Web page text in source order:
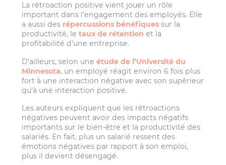
La rétroaction positive vient jouer un rôle
important dans l’engagement des employés. Elle
a aussi des répercussions bénéfiques sur la
productivité, letaux de rétention et la
profitabilité d’une entreprise.
D’ailleurs, selon uneétude de l’Université du
Minnesota, un employé réagit environ 6 fois plus
fort à une interaction négative avec son supérieur
qu’à une interaction positive.
Les auteurs expliquent que les rétroactions
négatives peuvent avoir des impacts négatifs
importants sur le bien-être et la productivité des
salariés. En fait, plus un salarié ressent des
émotions négatives par rapport à son emploi,
plus il devient désengagé.